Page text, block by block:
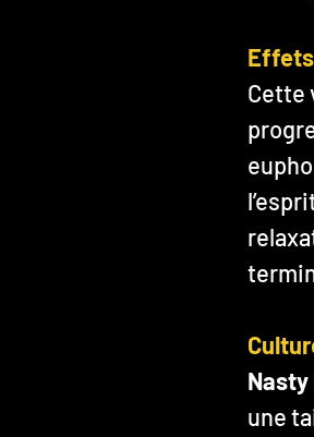
Effets
Cette
Nasty
une